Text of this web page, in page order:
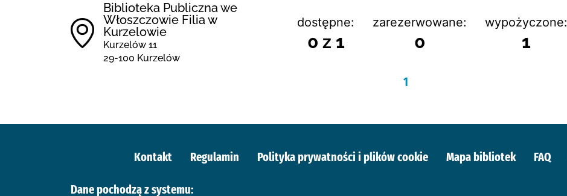
Biblioteka Publiczna we
Włoszczowie Filia w
Kurzelowie
Kurzelów 11
29-100 Kurzelów
dostępne:
0 z 1
zarezerwowane:
0
wypożyczone:
1
1
Kontakt Regulamin Polityka prywatności i plików cookie Mapa bibliotek FAQ
Dane pochodzą z systemu: